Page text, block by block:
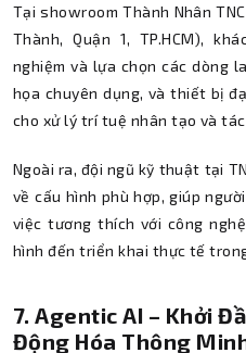
Tại showroom Thành Nhân
Thành, Quận 1, TP.HCM),
nghiệm và lựa chọn các dòng
họa chuyên dụng, và thiết bị
cho xử lý trí tuệ nhân tạo và
Ngoài ra, đội ngũ kỹ thuật tại
về cấu hình phù hợp, giúp
việc tương thích với công
hình đến triển khai thực tế
7. Agentic AI – Khởi
Động Hóa Thông